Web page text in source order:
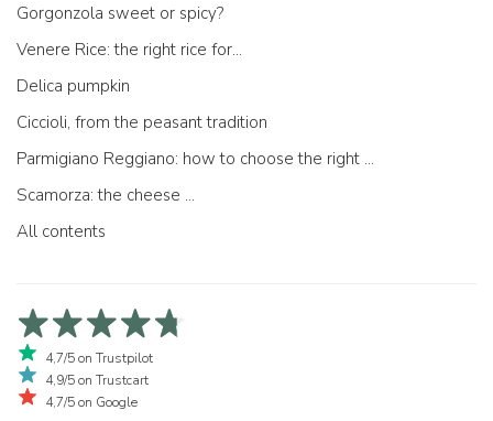
Gorgonzola sweet or spicy?
Venere Rice: the right rice for...
Delica pumpkin
Ciccioli, from the peasant tradition
Parmigiano Reggiano: how to choose the right one
Scamorza: the cheese ...
All contents
4,7/5 on Trustpilot
4,9/5 on Trustcart
4,7/5 on Google